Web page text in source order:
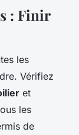
: Finir
les
Vérifiez
et
les
de